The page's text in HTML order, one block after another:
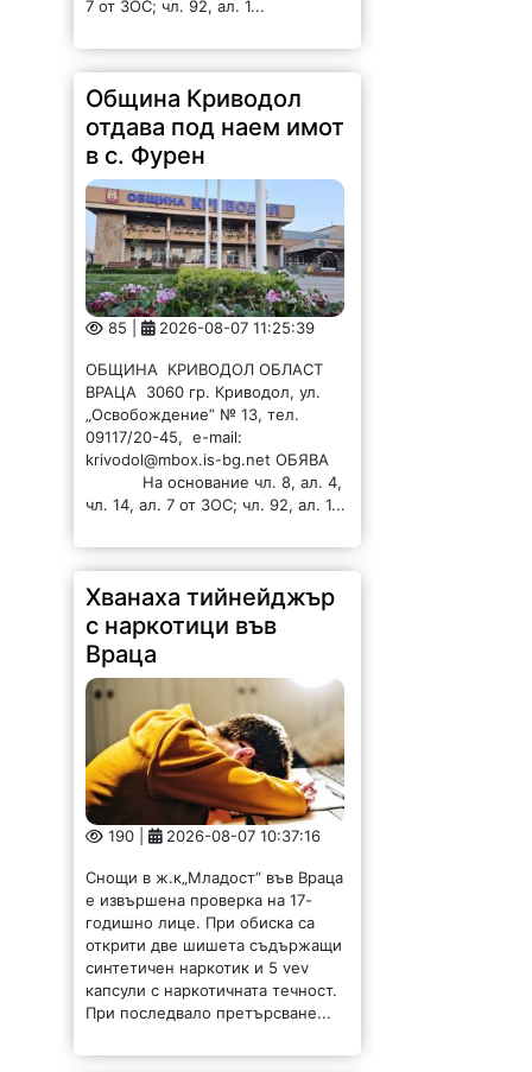
Община Криводол
отдава под наем имот
в с. Фурен
85 | 2026-08-07 11:25:39
ВРАЦА 3060 гр. Криводол, ул.
„Освобождение” № 13, тел.
09117/20-45, e-mail:
krivodol@mbox.is-bg.net ОБЯВА
На основание чл. 8, ал. 4,
чл. 14, ал. 7 от ЗОС; чл. 92, ал. 1...
Хванаха тийнейджър
с наркотици във
Враца
2026-08-07 10:37:16
е извършена проверка на 17-
годишно лице. При обиска са
открити две шишета съдържащи
синтетичен наркотик и 5 vev
капсули с наркотичната течност.
При последвало претърсване...